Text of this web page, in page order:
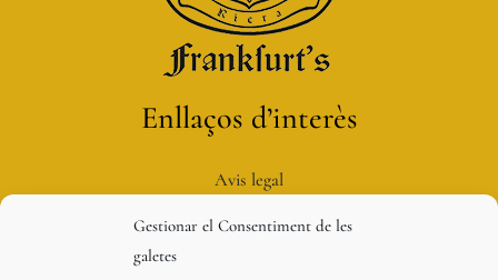
Gestionar el Consentiment de les
galetes
Enllaços d’interès
Avis legal